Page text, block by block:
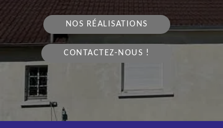
NOS RÉALISATIONS
CONTACTEZ-NOUS !